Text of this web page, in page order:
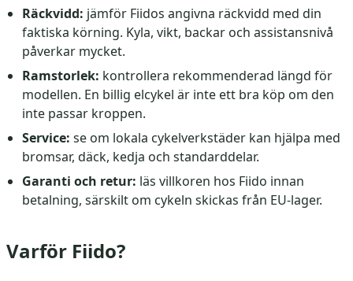
Räckvidd: jämför Fiidos angivna räckvidd med din
faktiska körning. Kyla, vikt, backar och assistansnivå
påverkar mycket.
Ramstorlek: kontrollera rekommenderad längd för
modellen. En billig elcykel är inte ett bra köp om den
inte passar kroppen.
Service: se om lokala cykelverkstäder kan hjälpa med
bromsar, däck, kedja och standarddelar.
Garanti och retur: läs villkoren hos Fiido innan
betalning, särskilt om cykeln skickas från EU-lager.
Varför Fiido?